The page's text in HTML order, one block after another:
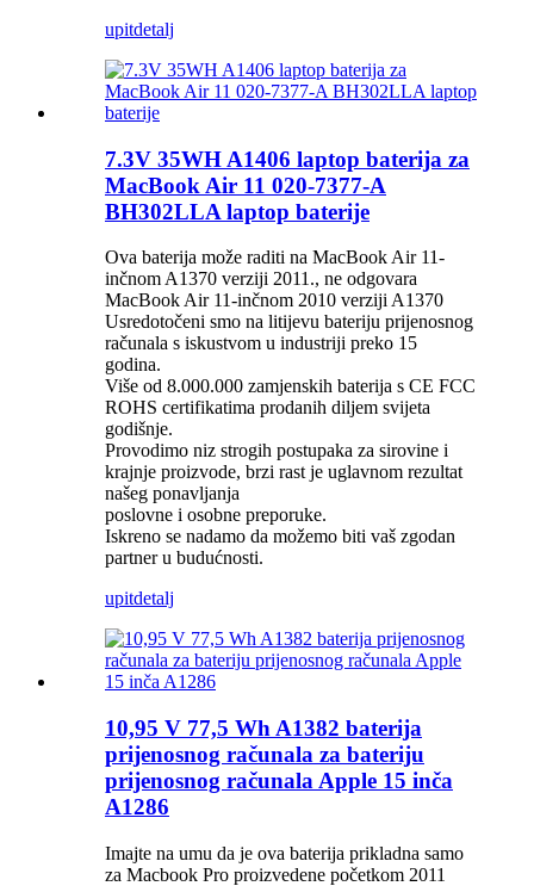
upitdetalj
7.3V 35WH A1406 laptop baterija za
MacBook Air 11 020-7377-A
BH302LLA laptop baterije
Ova baterija može raditi na MacBook Air 11-
inčnom A1370 verziji 2011., ne odgovara
MacBook Air 11-inčnom 2010 verziji A1370
Usredotočeni smo na litijevu bateriju prijenosnog
računala s iskustvom u industriji preko 15
godina.
Više od 8.000.000 zamjenskih baterija s CE FCC
ROHS certifikatima prodanih diljem svijeta
godišnje.
Provodimo niz strogih postupaka za sirovine i
krajnje proizvode, brzi rast je uglavnom rezultat
našeg ponavljanja
poslovne i osobne preporuke.
Iskreno se nadamo da možemo biti vaš zgodan
partner u budućnosti.
upitdetalj
10,95 V 77,5 Wh A1382 baterija
prijenosnog računala za bateriju
prijenosnog računala Apple 15 inča
A1286
Imajte na umu da je ova baterija prikladna samo
za Macbook Pro proizvedene početkom 2011